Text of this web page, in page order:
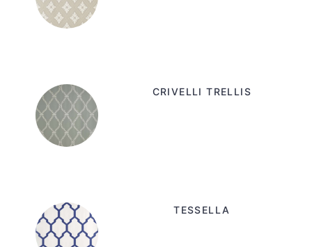
CRIVELLI TRELLIS
TESSELLA